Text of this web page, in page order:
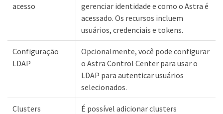
acesso
gerenciar identidade e como o Astra é
acessado. Os recursos incluem
usuários, credenciais e tokens.
Configuração
LDAP
Opcionalmente, você pode configurar
o Astra Control Center para usar o
LDAP para autenticar usuários
selecionados.
Clusters
É possível adicionar clusters